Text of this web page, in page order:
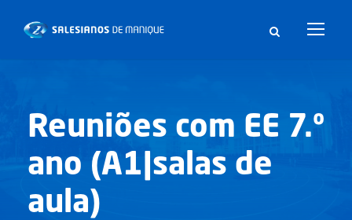
Reuniões com EE 7.º
ano (A1|salas de
aula)